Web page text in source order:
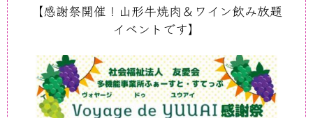
【感謝祭開催！山形牛焼肉＆ワイン飲み放題
イベントです】